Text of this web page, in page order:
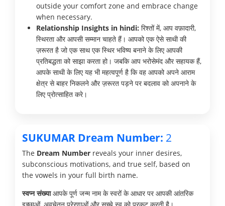
outside your comfort zone and embrace change
when necessary.
Relationship Insights in hindi: रिश्तों में, आप वफ़ादारी,
स्थिरता और आपसी सम्मान चाहते हैं। आपको एक ऐसे साथी की
ज़रूरत है जो एक साथ एक स्थिर भविष्य बनाने के लिए आपकी
प्रतिबद्धता को साझा करता हो। जबकि आप भरोसेमंद और सहायक हैं,
आपके साथी के लिए यह भी महत्वपूर्ण है कि वह आपको अपने आराम
क्षेत्र से बाहर निकलने और ज़रूरत पड़ने पर बदलाव को अपनाने के
लिए प्रोत्साहित करे।
SUKUMAR Dream Number: 2
The Dream Number reveals your inner desires,
subconscious motivations, and true self, based on
the vowels in your full birth name.
स्वप्न संख्याआपके पूर्ण जन्म नाम के स्वरों के आधार पर आपकी आंतरिक